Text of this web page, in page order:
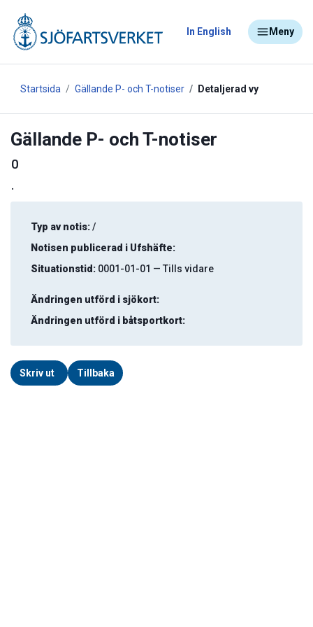
In English Meny
Startsida Gällande P- och T-notiser Detaljerad vy
Gällande P- och T-notiser
0
.
Typ av notis:/
Notisen publicerad i Ufshäfte:
Situationstid: 0001-01-01 — Tills vidare
Ändringen utförd i sjökort:
Ändringen utförd i båtsportkort:
Skriv ut Tillbaka